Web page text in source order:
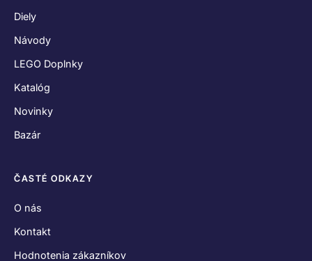
Diely
Návody
LEGO Doplnky
Katalóg
Novinky
Bazár
ČASTÉ ODKAZY
O nás
Kontakt
Hodnotenia zákazníkov